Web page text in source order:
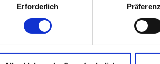
Erforderlich